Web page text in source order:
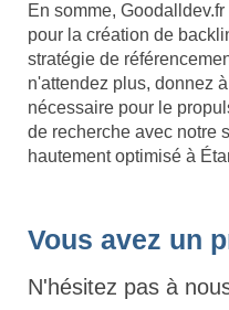
En somme,
pour la création de
stratégie de
n'attendez plus, donnez
nécessaire pour le
de recherche avec notre
hautement optimisé à
Vous avez un
N'hésitez pas à